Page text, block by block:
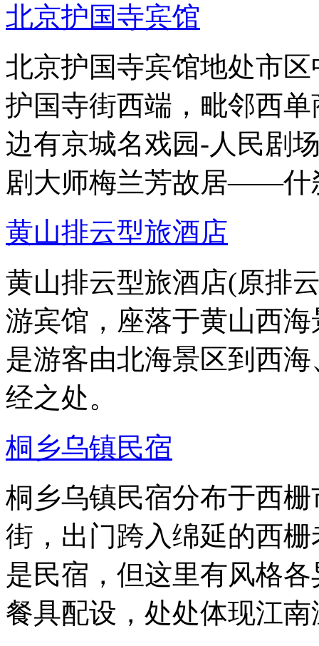
北京护国寺宾馆
北京护国寺宾馆地处市
护国寺街西端，毗邻西
边有京城名戏园-人民剧
剧大师梅兰芳故居——
黄山排云型旅酒店
黄山排云型旅酒店(原排
游宾馆，座落于黄山西
是游客由北海景区到西
经之处。
桐乡乌镇民宿
桐乡乌镇民宿分布于西
街，出门跨入绵延的西
是民宿，但这里有风格
餐具配设，处处体现江